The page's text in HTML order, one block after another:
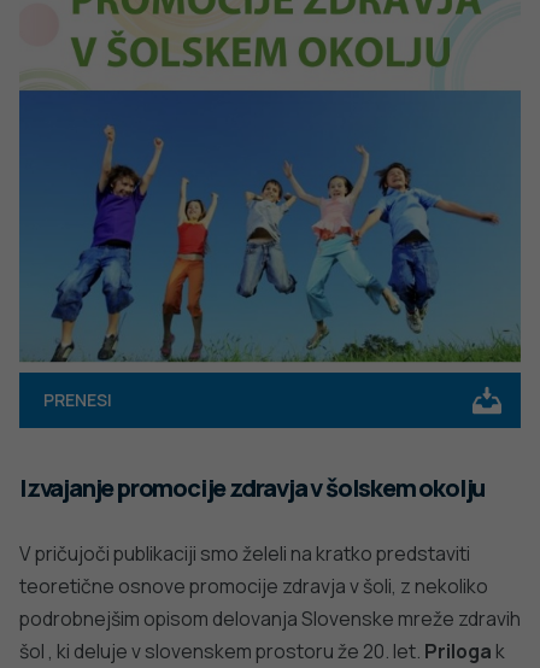
PRENESI
Izvajanje promocije zdravja v šolskem okolju
V pričujoči publikaciji smo želeli na kratko predstaviti
teoretične osnove promocije zdravja v šoli, z nekoliko
podrobnejšim opisom delovanja Slovenske mreže zdravih
šol , ki deluje v slovenskem prostoru že 20. let. Priloga k